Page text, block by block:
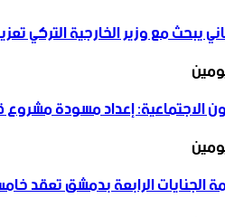
يبحث مع وزير الخارجية التركي
الاجتماعية: إعداد مسودة
الجنايات الرابعة بدمشق تعقد